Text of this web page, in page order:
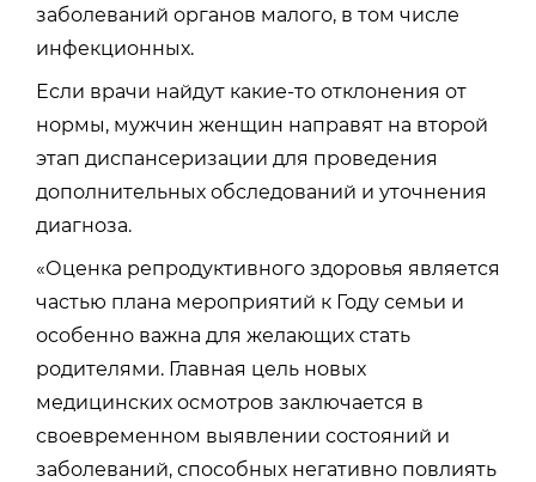
заболеваний органов малого, в том числе
инфекционных.
Если врачи найдут какие-то отклонения от
нормы, мужчин женщин направят на второй
этап диспансеризации для проведения
дополнительных обследований и уточнения
диагноза.
«Оценка репродуктивного здоровья является
частью плана мероприятий к Году семьи и
особенно важна для желающих стать
родителями. Главная цель новых
медицинских осмотров заключается в
своевременном выявлении состояний и
заболеваний, способных негативно повлиять